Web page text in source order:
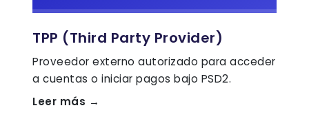
TPP (Third Party Provider)
Proveedor externo autorizado para acceder
a cuentas o iniciar pagos bajo PSD2.
Leer más →